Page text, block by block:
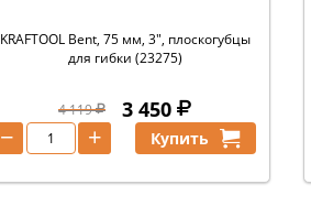
KRAFTOOL Bent, 75 мм, 3″, плоскогубцы
для гибки (23275)
4 119 3 450
+
− Купить